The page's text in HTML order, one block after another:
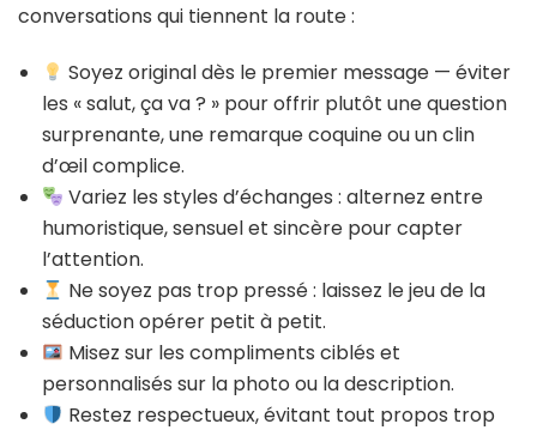
conversations qui tiennent la route :
Soyez original dès le premier message — éviter
les « salut, ça va ? » pour offrir plutôt une question
surprenante, une remarque coquine ou un clin
d’œil complice.
Variez les styles d’échanges : alternez entre
humoristique, sensuel et sincère pour capter
l’attention.
Ne soyez pas trop pressé : laissez le jeu de la
séduction opérer petit à petit.
Misez sur les compliments ciblés et
personnalisés sur la photo ou la description.
Restez respectueux, évitant tout propos trop